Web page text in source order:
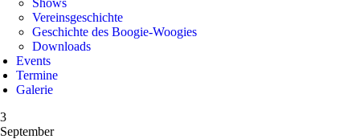
Shows
Vereinsgeschichte
Geschichte des Boogie-Woogies
Downloads
Events
Termine
Galerie
3
September